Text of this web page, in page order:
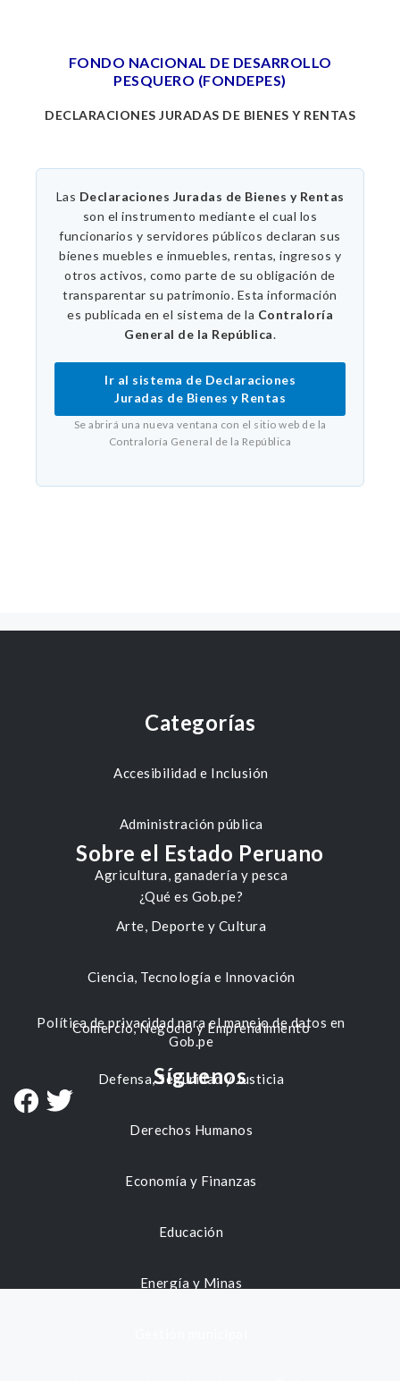
FONDO NACIONAL DE DESARROLLO
PESQUERO (FONDEPES)
DECLARACIONES JURADAS DE BIENES Y RENTAS
Las Declaraciones Juradas de Bienes y Rentas
son el instrumento mediante el cual los
funcionarios y servidores públicos declaran sus
bienes muebles e inmuebles, rentas, ingresos y
otros activos, como parte de su obligación de
transparentar su patrimonio. Esta información
es publicada en el sistema de la Contraloría
General de la República.
Ir al sistema de Declaraciones
Juradas de Bienes y Rentas
Se abrirá una nueva ventana con el sitio web de la
Contraloría General de la República
Categorías
Accesibilidad e Inclusión
Administración pública
Agricultura, ganadería y pesca
Arte, Deporte y Cultura
Ciencia, Tecnología e Innovación
Comercio, Negocio y Emprendimiento
Defensa, Seguridad y Justicia
Derechos Humanos
Economía y Finanzas
Educación
Energía y Minas
Sobre el Estado Peruano
¿Qué es Gob.pe?
Política de privacidad para el manejo de datos en
Gob.pe
Síguenos